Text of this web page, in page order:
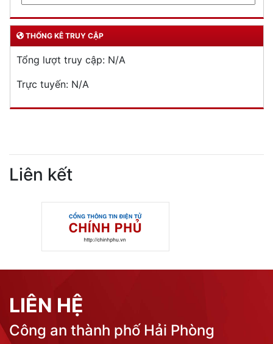
THỐNG KÊ TRUY CẬP
Tổng lượt truy cập: N/A
Trực tuyến: N/A
Liên kết
LIÊN HỆ
Công an thành phố Hải Phòng